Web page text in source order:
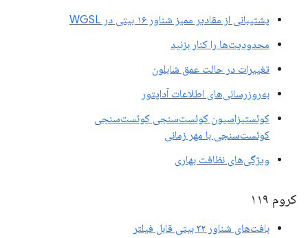
پشتیبانی از مقادیر ممیز شناور ۱۶ بیتی در WGSL
محدودیت‌ها را کنار بزنید
تغییرات در حالت عمق شابلون
به‌روزرسانی‌های اطلاعات آداپتور
کوئستیزاسیون کوئست‌سنجی کوئست‌سنجی
کوئست‌سنجی با مهر زمانی
ویژگی‌های نظافت بهاری
کروم ۱۱۹
بافت‌های شناور ۳۲ بیتی قابل فیلتر